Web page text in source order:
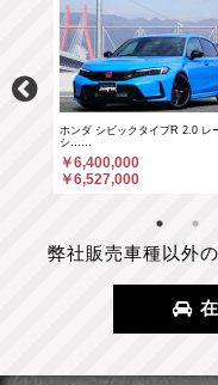
ホンダ シビックタイプR 2.0 レ
シ……
￥6,400,000
￥6,527,000
弊社販売車種以外